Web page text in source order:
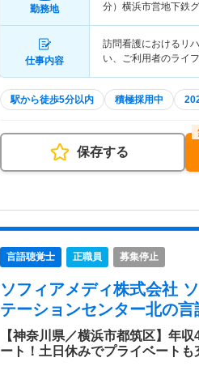
勤務地
分）横浜市営地下鉄
仕事内容
訪問看護におけるリ
い、ご利用者のライ
駅から徒歩5分以内 積極採用中
保存する
言語聴覚士 正職員 募集停止
ソフィアメディ株式会社
テーションセンター北の言
【神奈川県／横浜市都筑区】年
ート！土日休みでプライベート